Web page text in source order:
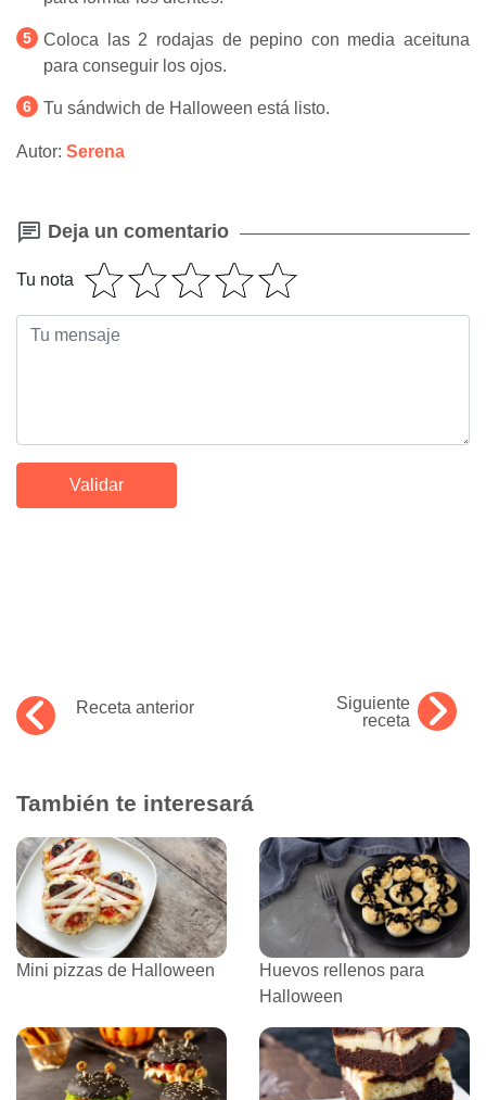
Coloca las 2 rodajas de pepino con media aceituna
para conseguir los ojos.
Tu sándwich de Halloween está listo.
Autor: Serena
Deja un comentario
Tu nota
Receta anterior
Siguiente
receta
También te interesará
Mini pizzas de Halloween
Huevos rellenos para
Halloween